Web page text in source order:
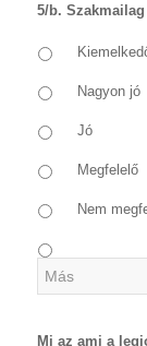
5/b.
Nagyon jó
Jó
Megfelelő
Nem
Mi az ami a